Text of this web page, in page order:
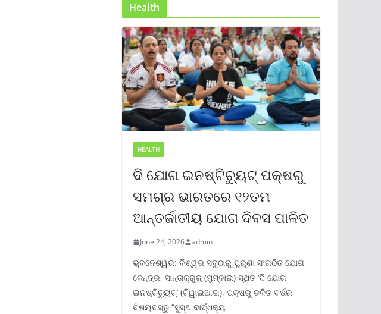
Health
HEALTH
ଦି ଯୋଗ ଇନଷ୍ଟିଚ୍ୟୁଟ୍ ପକ୍ଷରୁ
ସମଗ୍ର ଭାରତରେ ୧୨ତମ
ଆନ୍ତର୍ଜାତୀୟ ଯୋଗ ଦିବସ ପାଳିତ
June 24, 2026 admin
ଭୁବନେଶ୍ୱର: ବିଶ୍ୱର ସବୁଠାରୁ ପୁରୁଣା ସଂଗଠିତ ଯୋଗ
କେନ୍ଦ୍ର, ସାନ୍ତାକ୍ରୁଜ୍ (ମୁମ୍ବାଇ) ସ୍ଥିତ ‘ଦି ଯୋଗ
ଇନଷ୍ଟିଚ୍ୟୁଟ୍‌’ (ଟିୱାଇଆଇ), ପକ୍ଷରୁ ଚଳିତ ବର୍ଷର
ବିଷୟବସ୍ତୁ “ସୁସ୍ଥ ବାର୍ଦ୍ଧକ୍ୟ